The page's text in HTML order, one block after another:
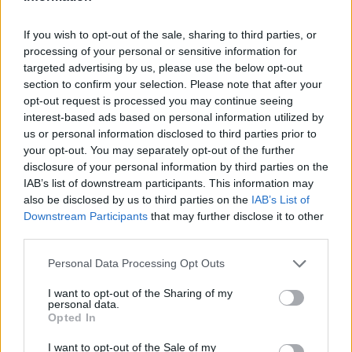
If you wish to opt-out of the sale, sharing to third parties, or
processing of your personal or sensitive information for
targeted advertising by us, please use the below opt-out
section to confirm your selection. Please note that after your
opt-out request is processed you may continue seeing
interest-based ads based on personal information utilized by
us or personal information disclosed to third parties prior to
your opt-out. You may separately opt-out of the further
disclosure of your personal information by third parties on the
IAB’s list of downstream participants. This information may
also be disclosed by us to third parties on the IAB’s List of
Downstream Participants that may further disclose it to other
Please note that this website/app uses one or more Google
not limited to your visit or usage behaviour. You may click to
grant or deny consent to Google and its third-party tags to
use your data for below specified purposes in below Google
consent section.
Personal Data Processing Opt Outs
I want to opt-out of the Sharing of my
personal data.
Opted In
I want to opt-out of the Sale of my
szennyezéséről
Szakmai elismerésben részesült a Borsod24. A Magyar
Újságírók Országos Szövetsége (MÚOSZ) júliusi sajtódíjának
második helyét a Sajó-katasztrófa:...
Magyarország